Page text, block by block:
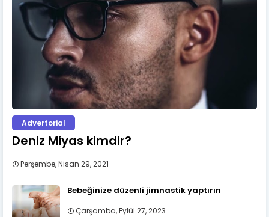
Advertorial
Deniz Miyas kimdir?
Perşembe, Nisan 29, 2021
Bebeğinize düzenli jimnastik yaptırın
Çarşamba, Eylül 27, 2023